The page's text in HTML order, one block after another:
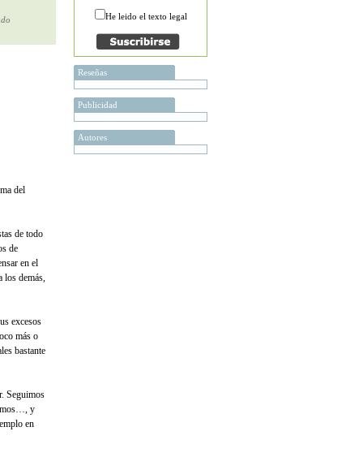
del
de todo
de
en el
los demás,
excesos
más o
bastante
Seguimos
y
en
He leido el texto legal
Reseñas
Publicidad
Autores